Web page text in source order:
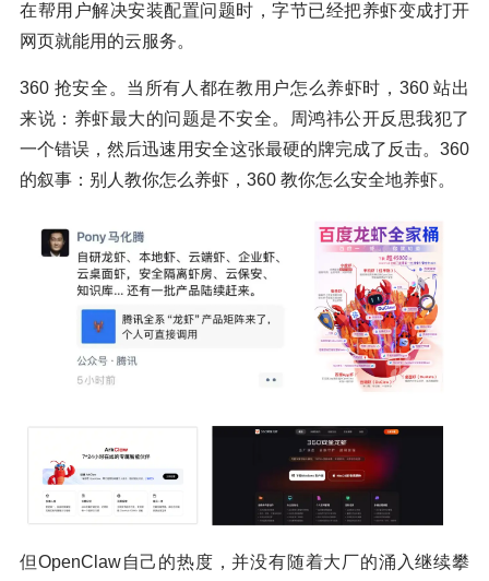
在帮用户解决安装配置问题时，字节已经把养虾变成打开
网页就能用的云服务。
360 抢安全。当所有人都在教用户怎么养虾时，360 站出
来说：养虾最大的问题是不安全。周鸿祎公开反思我犯了
一个错误，然后迅速用安全这张最硬的牌完成了反击。360
的叙事：别人教你怎么养虾，360 教你怎么安全地养虾。
但OpenClaw自己的热度，并没有随着大厂的涌入继续攀